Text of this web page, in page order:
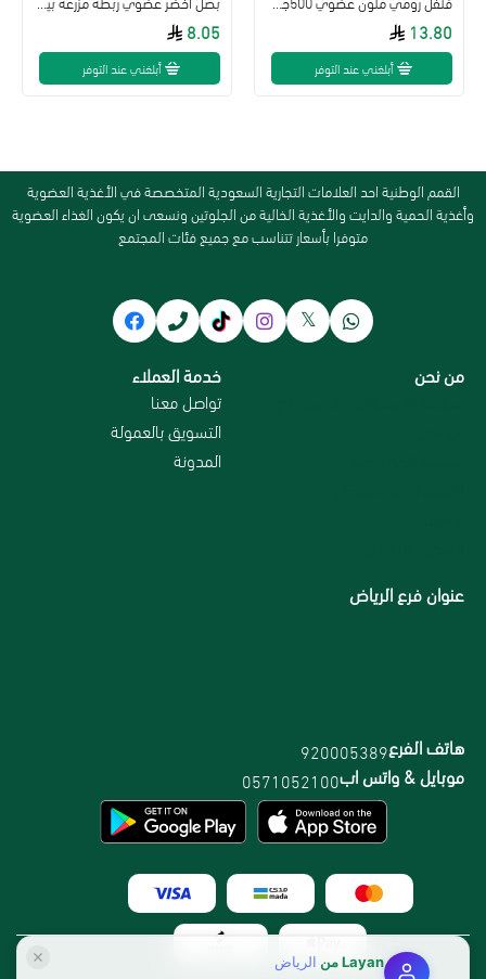
13.80
أبلغني عند التوفر
8.05
أبلغني عند التوفر
القمم الوطنية احد العلامات التجارية السعودية المتخصصة في الأغذية العضوية
وأغذية الحمية والدايت والأغذية الخالية من الجلوتين ونسعى ان يكون الغذاء العضوية
متوفرا بأسعار تتناسب مع جميع فئات المجتمع
من نحن خدمة العملاء
تواصل معنا
التسويق بالعمولة
المدونة
عنوان فرع الرياض
هاتف الفرع920005389
موبايل & واتس اب0571052100
Layanمن الرياض